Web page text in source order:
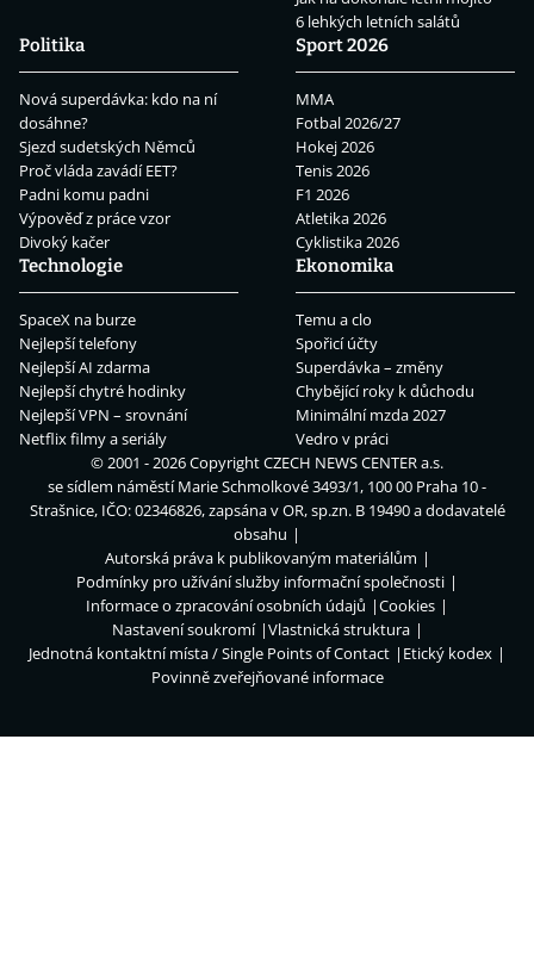
6 lehkých letních salátů
Politika
Nová superdávka: kdo na ní
dosáhne?
Sjezd sudetských Němců
Proč vláda zavádí EET?
Padni komu padni
Výpověď z práce vzor
Divoký kačer
Sport 2026
MMA
Fotbal 2026/27
Hokej 2026
Tenis 2026
F1 2026
Atletika 2026
Cyklistika 2026
Technologie
SpaceX na burze
Nejlepší telefony
Nejlepší AI zdarma
Nejlepší chytré hodinky
Nejlepší VPN – srovnání
Netflix filmy a seriály
Ekonomika
Temu a clo
Spořicí účty
Superdávka – změny
Chybějící roky k důchodu
Minimální mzda 2027
Vedro v práci
© 2001 - 2026 CopyrightCZECH NEWS CENTER a.s.
se sídlem náměstí Marie Schmolkové 3493/1, 100 00 Praha 10 -
Strašnice, IČO: 02346826, zapsána v OR, sp.zn. B 19490 a dodavatelé
obsahu
Autorská práva k publikovaným materiálům
Podmínky pro užívání služby informační společnosti
Informace o zpracování osobních údajů
Cookies
Nastavení soukromí
Vlastnická struktura
Jednotná kontaktní místa / Single Points of Contact
Etický kodex
Povinně zveřejňované informace